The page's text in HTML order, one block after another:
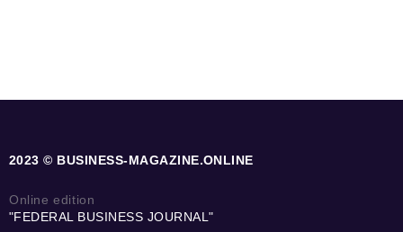
2023 © BUSINESS-MAGAZINE.ONLINE
Online edition
"FEDERAL BUSINESS JOURNAL"